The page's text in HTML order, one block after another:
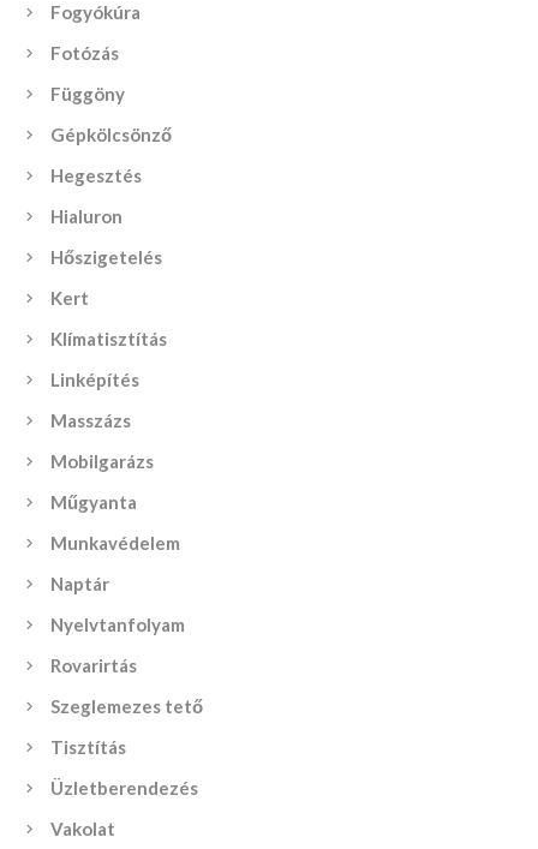
Fogyókúra
Fotózás
Függöny
Gépkölcsönző
Hegesztés
Hialuron
Hőszigetelés
Kert
Klímatisztítás
Linképítés
Masszázs
Mobilgarázs
Műgyanta
Munkavédelem
Naptár
Nyelvtanfolyam
Rovarirtás
Szeglemezes tető
Tisztítás
Üzletberendezés
Vakolat